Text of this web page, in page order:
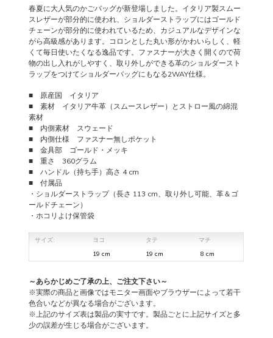
春夏に大人気のかごバッグが新登場しました。イタリア製スムー
スレザーが部分的に使われ、ショルダーストラップにはゴールド
チェーンが部分的に使われているため、カジュアルなデザインな
がら高級感があります。コロンとした丸い形がかわいらしく、軽
くて毎日使いたくなる逸品です。ファスナーが大きく開くので荷
物の出し入れがしやすく、取り外しができる革のショルダースト
ラップをつけてショルダーバッグにもなる2WAY仕様。
■ 原産国 イタリア
■ 素材 イタリア牛革（スムースレザー）とストロー風の綿混
素材
■ 内側素材 スウェード
■ 内側仕様 ファスナー無しポケット
■ 金具部 ゴールド・メッキ
■ 重さ 360グラム
■ ハンドル（持ち手）高さ 4 cm
■ 付属品
・ショルダーストラップ（長さ 113 cm、取り外し可能、革＆ゴ
ールドチェーン）
・ホコリよけ保管袋
サイズ: ヨコ タテ
マチ
19 cm
19 cm 8 cm
～あらかじめご了承の上、ご注文下さい～
※実際の商品と画像ではモニター画面やブラウザーによって若干
色合いなどが異なる場合がございます。
※上記のサイズ表は製品の実寸です。製品ごとに上記サイズと多
少の誤差が生じる場合がございます。